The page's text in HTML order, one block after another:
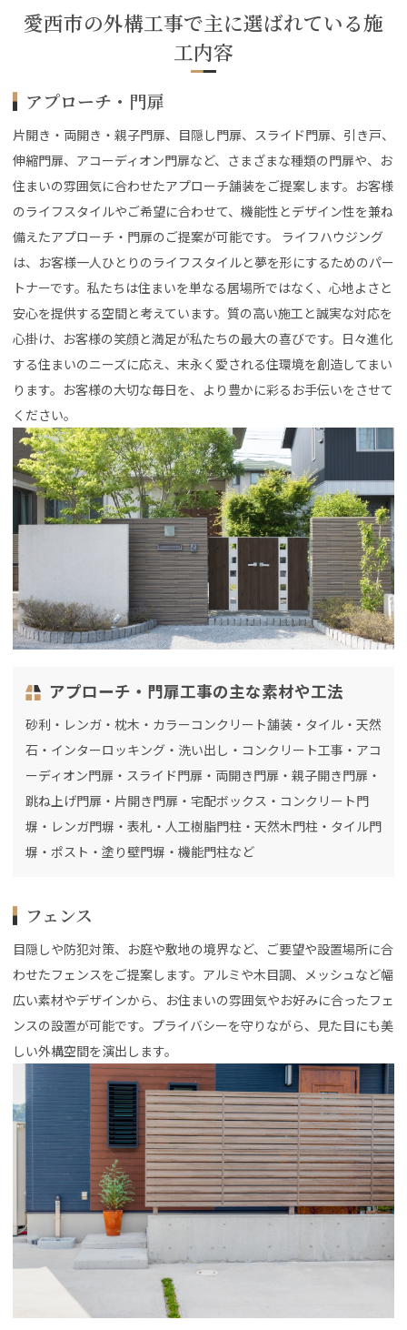
愛西市の外構工事で主に選ばれている施
工内容
アプローチ・門扉
片開き・両開き・親子門扉、目隠し門扉、スライド門扉、引き戸、
伸縮門扉、アコーディオン門扉など、さまざまな種類の門扉や、お
住まいの雰囲気に合わせたアプローチ舗装をご提案します。お客様
のライフスタイルやご希望に合わせて、機能性とデザイン性を兼ね
備えたアプローチ・門扉のご提案が可能です。 ライフハウジング
は、お客様一人ひとりのライフスタイルと夢を形にするためのパー
トナーです。私たちは住まいを単なる居場所ではなく、心地よさと
安心を提供する空間と考えています。質の高い施工と誠実な対応を
心掛け、お客様の笑顔と満足が私たちの最大の喜びです。日々進化
する住まいのニーズに応え、末永く愛される住環境を創造してまい
ります。お客様の大切な毎日を、より豊かに彩るお手伝いをさせて
ください。
アプローチ・門扉工事の主な素材や工法
砂利・レンガ・枕木・カラーコンクリート舗装・タイル・天然
石・インターロッキング・洗い出し・コンクリート工事・アコ
ーディオン門扉・スライド門扉・両開き門扉・親子開き門扉・
跳ね上げ門扉・片開き門扉・宅配ボックス・コンクリート門
塀・レンガ門塀・表札・人工樹脂門柱・天然木門柱・タイル門
塀・ポスト・塗り壁門塀・機能門柱など
フェンス
目隠しや防犯対策、お庭や敷地の境界など、ご要望や設置場所に合
わせたフェンスをご提案します。アルミや木目調、メッシュなど幅
広い素材やデザインから、お住まいの雰囲気やお好みに合ったフェ
ンスの設置が可能です。プライバシーを守りながら、見た目にも美
しい外構空間を演出します。